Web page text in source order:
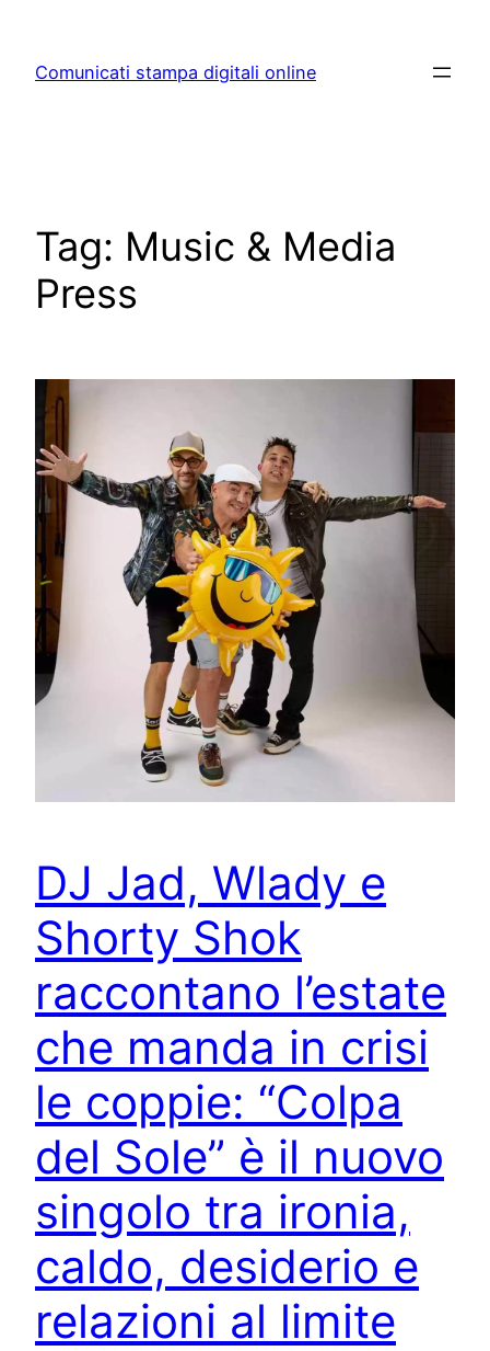
content
Comunicati stampa digitali online
Tag: Music & Media
Press
DJ Jad, Wlady e
Shorty Shok
raccontano l’estate
che manda in crisi
le coppie: “Colpa
del Sole” è il nuovo
singolo tra ironia,
caldo, desiderio e
relazioni al limite